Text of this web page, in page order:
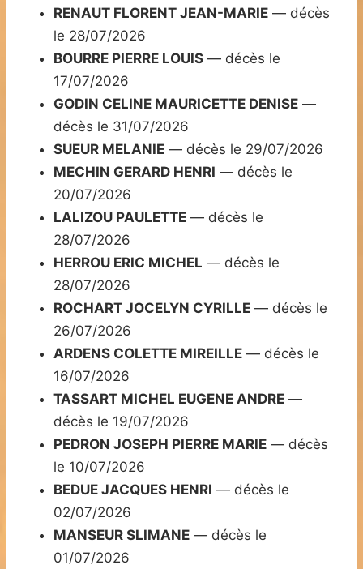
RENAUT FLORENT JEAN-MARIE — décès
le 28/07/2026
BOURRE PIERRE LOUIS — décès le
17/07/2026
GODIN CELINE MAURICETTE DENISE —
décès le 31/07/2026
SUEUR MELANIE — décès le 29/07/2026
MECHIN GERARD HENRI — décès le
20/07/2026
LALIZOU PAULETTE — décès le
28/07/2026
HERROU ERIC MICHEL — décès le
28/07/2026
ROCHART JOCELYN CYRILLE — décès le
26/07/2026
ARDENS COLETTE MIREILLE — décès le
16/07/2026
TASSART MICHEL EUGENE ANDRE —
décès le 19/07/2026
PEDRON JOSEPH PIERRE MARIE — décès
le 10/07/2026
BEDUE JACQUES HENRI — décès le
02/07/2026
MANSEUR SLIMANE — décès le
01/07/2026